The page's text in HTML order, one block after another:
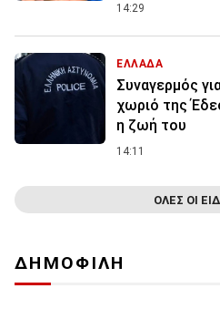
14:29
ΕΛΛΑΔΑ
Συναγερμός
χωριό της
η ζωή του
14:11
ΟΛΕΣ ΟΙ
ΔΗΜΟΦΙΛΗ